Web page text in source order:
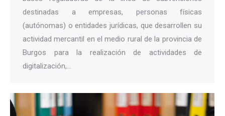
destinadas a empresas, personas físicas
(autónomas) o entidades jurídicas, que desarrollen su
actividad mercantil en el medio rural de la provincia de
Burgos para la realización de actividades de
digitalización,…